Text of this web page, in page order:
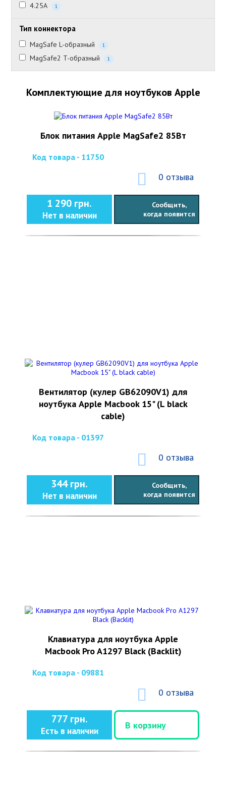
4.25А 1
Тип коннектора
MagSafe L-образный 1
MagSafe2 T-образный 1
Комплектующие для ноутбуков Apple
Блок питания Apple MagSafe2 85Вт
Код товара - 11750
0 отзыва
1 290 грн.
Нет в наличии
Сообщить,
когда появится
Вентилятор (кулер GB62090V1) для
ноутбука Apple Macbook 15" (L black
cable)
Код товара - 01397
0 отзыва
344 грн.
Нет в наличии
Сообщить,
когда появится
Клавиатура для ноутбука Apple
Macbook Pro A1297 Black (Backlit)
Код товара - 09881
0 отзыва
777 грн.
Есть в наличии
В корзину